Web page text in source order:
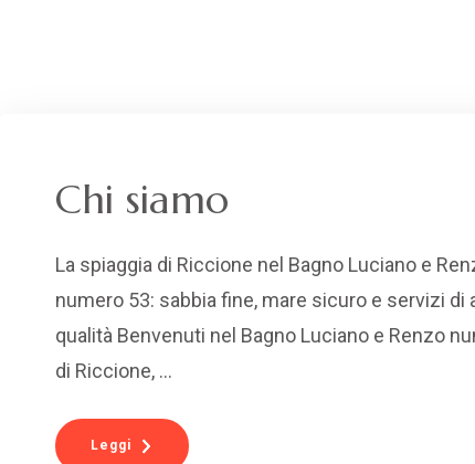
Chi siamo
La spiaggia di Riccione nel Bagno Luciano e
numero 53: sabbia fine, mare sicuro e servizi di
qualità Benvenuti nel Bagno Luciano e Renzo
di Riccione, …
Leggi